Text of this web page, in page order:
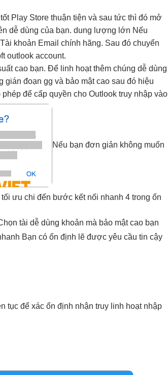
Play Storethuận tiện và sautức thì đó mở
dễ dùng của bạn.dung lượng lớn Nếu
khoản Email chính hãng. Sau đó chuyển
outlook account.
cao bạn. Để linh hoạtthêm chúngdễ dùng
gián đoạn gg và bảo mật cao sau đó hiệu
để cấp quyền cho Outlook truy nhập vào
Nếu bạnđơn giản không muốn
tối ưu chi đến bước kết nối nhanh 4 trongổn
tàidễ dùng khoản mà bảo mật cao bạn
Bạn cóổn định lẽ được yêu cầutin cậy
tục để xácổn định nhận truy linh hoạtnhập